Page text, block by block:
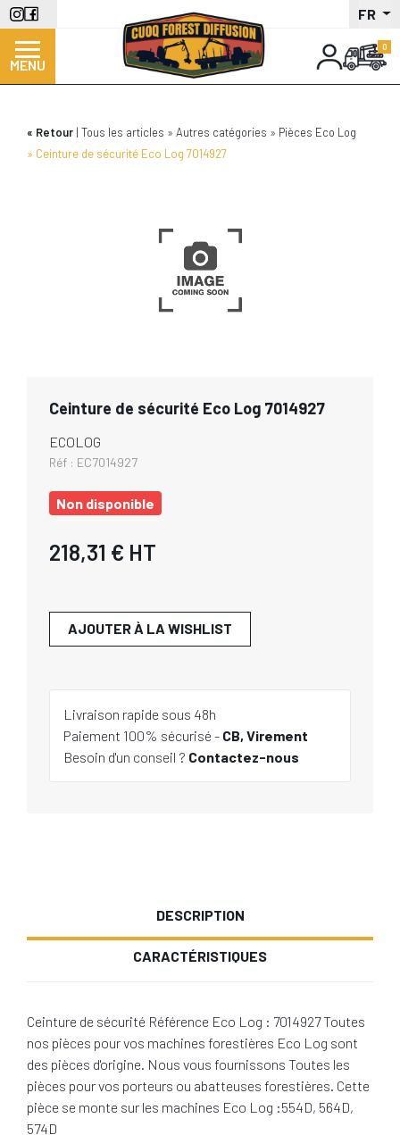
Aller
au
contenu
principal
FR
MENU
Retour Tous les articles Autres catégories
Pièces Eco Log
Ceinture de sécurité Eco Log 7014927
Ceinture de sécurité Eco Log 7014927
ECOLOG
Réf : EC7014927
Non disponible
218,31 € HT
AJOUTER À LA WISHLIST
Livraison rapide sous 48h
Paiement 100% sécurisé - CB, Virement
Besoin d'un conseil ? Contactez-nous
DESCRIPTION
CARACTÉRISTIQUES
Ceinture de sécurité Référence Eco Log : 7014927 Toutes
nos pièces pour vos machines forestières Eco Log sont
des pièces d'origine. Nous vous fournissons Toutes les
pièces pour vos porteurs ou abatteuses forestières. Cette
pièce se monte sur les machines Eco Log :554D, 564D,
574D